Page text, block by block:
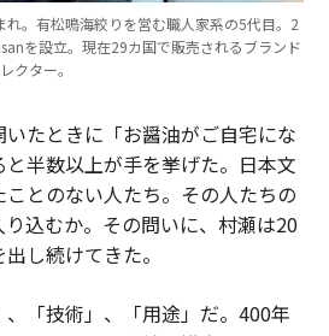
。有松鳴海絞りを営む職人家系の5代目。2
を設立。現在29カ国で販売されるブランド
クター。
いたときに「お醤油がご自宅にな
半数以上が手を挙げた。日本文
とのない人たち。その人たちの
込むか。その問いに、村瀬は20
し続けてきた。
「技術」、「用途」だ。400年